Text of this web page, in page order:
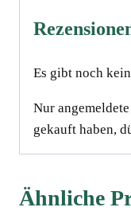
Es gibt noch
Nur
gekauft haben,
Ähnliche